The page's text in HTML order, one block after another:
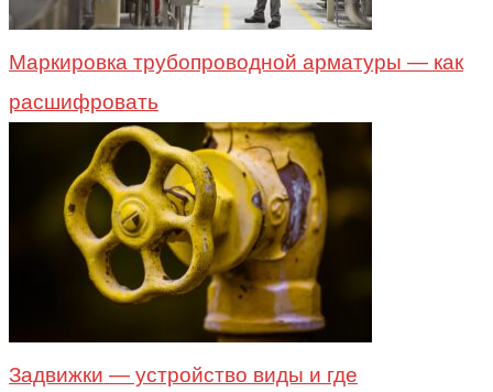
Маркировка трубопроводной арматуры — как
расшифровать
Задвижки — устройство виды и где